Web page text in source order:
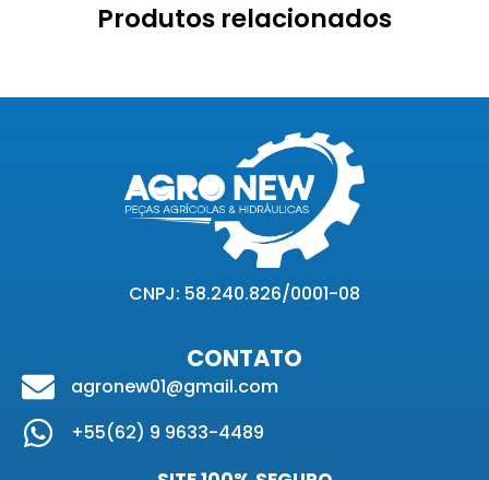
Produtos relacionados
CNPJ: 58.240.826/0001-08
CONTATO
agronew01@gmail.com
+55(62) 9 9633-4489